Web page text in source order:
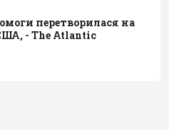
перетворилася на
- The Atlantic